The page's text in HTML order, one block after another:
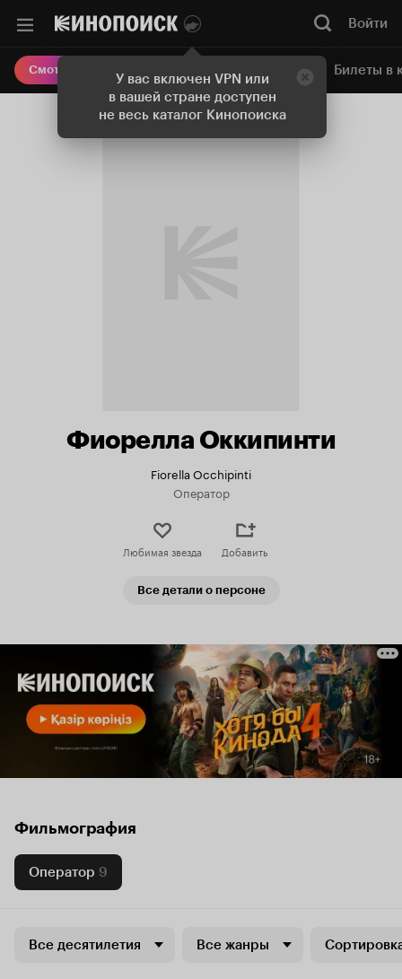
У вас включен VPN или
в вашей стране доступен
не весь каталог Кинопоиска
Войти
Смотреть кино Онлайн-кинотеатр Билеты в
Фиорелла Оккипинти
Fiorella Occhipinti
Оператор
Любимая звезда Добавить
Все детали о персоне
Фильмография
Оператор 9
Все десятилетия Все жанры